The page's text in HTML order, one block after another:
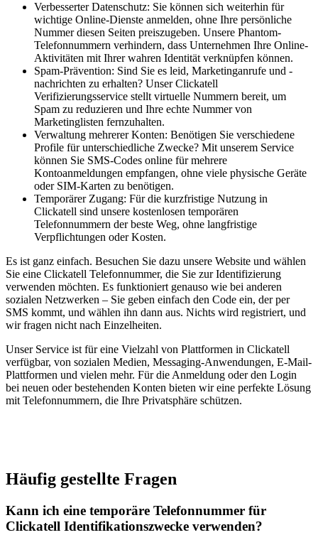
Verbesserter Datenschutz: Sie können sich weiterhin für
wichtige Online-Dienste anmelden, ohne Ihre persönliche
Nummer diesen Seiten preiszugeben. Unsere Phantom-
Telefonnummern verhindern, dass Unternehmen Ihre Online-
Aktivitäten mit Ihrer wahren Identität verknüpfen können.
Spam-Prävention: Sind Sie es leid, Marketinganrufe und -
nachrichten zu erhalten? Unser Clickatell
Verifizierungsservice stellt virtuelle Nummern bereit, um
Spam zu reduzieren und Ihre echte Nummer von
Marketinglisten fernzuhalten.
Verwaltung mehrerer Konten: Benötigen Sie verschiedene
Profile für unterschiedliche Zwecke? Mit unserem Service
können Sie SMS-Codes online für mehrere
Kontoanmeldungen empfangen, ohne viele physische Geräte
oder SIM-Karten zu benötigen.
Temporärer Zugang: Für die kurzfristige Nutzung in
Clickatell sind unsere kostenlosen temporären
Telefonnummern der beste Weg, ohne langfristige
Verpflichtungen oder Kosten.
Es ist ganz einfach. Besuchen Sie dazu unsere Website und wählen
Sie eine Clickatell Telefonnummer, die Sie zur Identifizierung
verwenden möchten. Es funktioniert genauso wie bei anderen
sozialen Netzwerken – Sie geben einfach den Code ein, der per
SMS kommt, und wählen ihn dann aus. Nichts wird registriert, und
wir fragen nicht nach Einzelheiten.
Unser Service ist für eine Vielzahl von Plattformen in Clickatell
verfügbar, von sozialen Medien, Messaging-Anwendungen, E-Mail-
Plattformen und vielen mehr. Für die Anmeldung oder den Login
bei neuen oder bestehenden Konten bieten wir eine perfekte Lösung
mit Telefonnummern, die Ihre Privatsphäre schützen.
Häufig gestellte Fragen
Kann ich eine temporäre Telefonnummer für
Clickatell Identifikationszwecke verwenden?